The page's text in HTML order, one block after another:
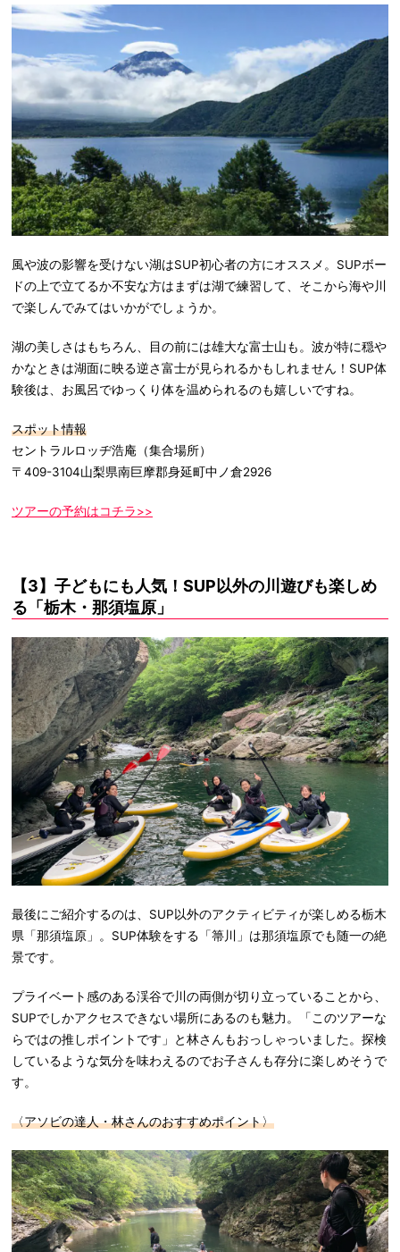
風や波の影響を受けない湖はSUP初心者の方にオススメ。SUPボー
ドの上で立てるか不安な方はまずは湖で練習して、そこから海や川
で楽しんでみてはいかがでしょうか。
湖の美しさはもちろん、目の前には雄大な富士山も。波が特に穏や
かなときは湖面に映る逆さ富士が見られるかもしれません！SUP体
験後は、お風呂でゆっくり体を温められるのも嬉しいですね。
スポット情報
セントラルロッヂ浩庵（集合場所）
〒409-3104山梨県南巨摩郡身延町中ノ倉2926
ツアーの予約はコチラ>>
【3】子どもにも人気！SUP以外の川遊びも楽しめ
る「栃木・那須塩原」
最後にご紹介するのは、SUP以外のアクティビティが楽しめる栃木
県「那須塩原」。SUP体験をする「箒川」は那須塩原でも随一の絶
景です。
プライベート感のある渓谷で川の両側が切り立っていることから、
SUPでしかアクセスできない場所にあるのも魅力。「このツアーな
らではの推しポイントです」と林さんもおっしゃっいました。探検
しているような気分を味わえるのでお子さんも存分に楽しめそうで
す。
〈アソビの達人・林さんのおすすめポイント〉